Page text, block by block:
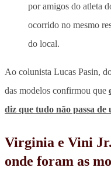
por amigos do atleta
ocorrido no mesmo
do local.
Ao colunista Lucas Pasin,
das modelos confirmou que
diz que tudo não passa de
Virginia e Vini
onde foram as